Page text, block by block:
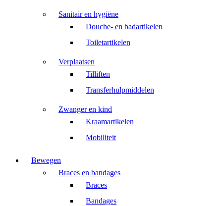
Sanitair en hygiëne
Douche- en badartikelen
Toiletartikelen
Verplaatsen
Tilliften
Transferhulpmiddelen
Zwanger en kind
Kraamartikelen
Mobiliteit
Bewegen
Braces en bandages
Braces
Bandages